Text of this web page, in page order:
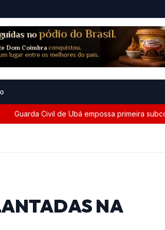
Guarda Civil de Ubá empossa primeira
NA